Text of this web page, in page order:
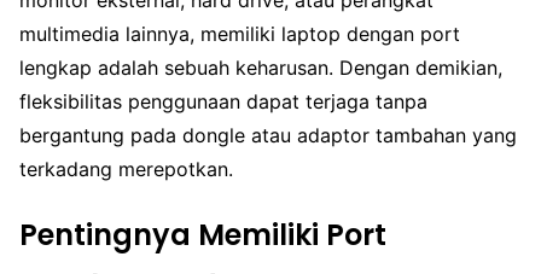
multimedia lainnya, memiliki laptop dengan port
lengkap adalah sebuah keharusan. Dengan demikian,
fleksibilitas penggunaan dapat terjaga tanpa
bergantung pada dongle atau adaptor tambahan yang
terkadang merepotkan.
Pentingnya Memiliki Port